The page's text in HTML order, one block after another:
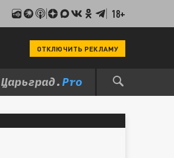
18+
ОТКЛЮЧИТЬ РЕКЛАМУ